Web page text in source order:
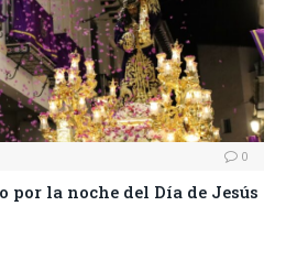
0
por la noche del Día de Jesús